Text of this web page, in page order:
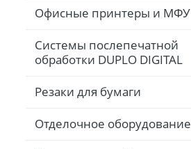
Офисные принтеры и МФУ
Системы послепечатной
обработки DUPLO DIGITAL
Резаки для бумаги
Отделочное оборудование